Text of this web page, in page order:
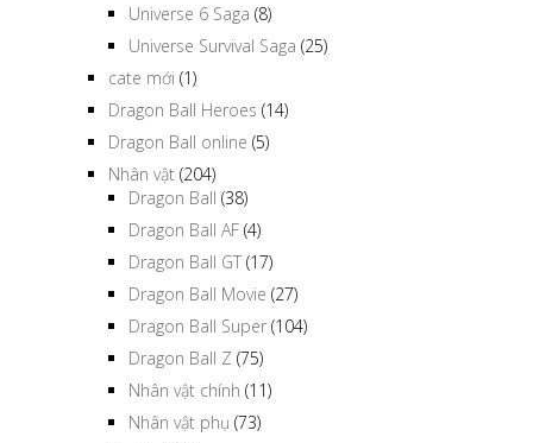
Universe 6 Saga (8)
Universe Survival Saga (25)
cate mới (1)
Dragon Ball Heroes (14)
Dragon Ball online (5)
Nhân vật (204)
Dragon Ball (38)
Dragon Ball AF (4)
Dragon Ball GT (17)
Dragon Ball Movie (27)
Dragon Ball Super (104)
Dragon Ball Z (75)
Nhân vật chính (11)
Nhân vật phụ (73)